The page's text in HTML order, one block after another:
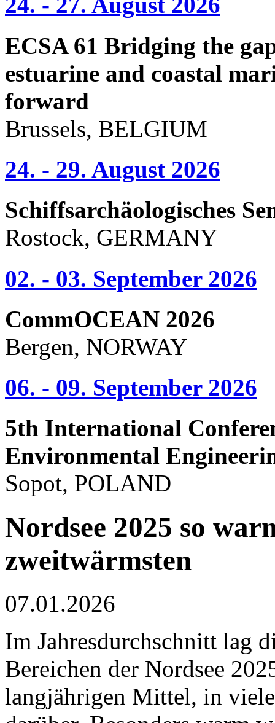
ECSA 61 Bridging the
estuarine and coastal
forward
Brussels, BELGIUM
24. - 29. August 2026
Schiffsarchäologisches
Rostock, GERMANY
02. - 03. September 2026
CommOCEAN 2026
Bergen, NORWAY
06. - 09. September 2026
5th International
Environmental
Sopot, POLAND
Nordsee 2025 so
zweitwärmsten
07.01.2026
Im Jahresdurchschnitt lag
Bereichen der Nordsee
langjährigen Mittel, in